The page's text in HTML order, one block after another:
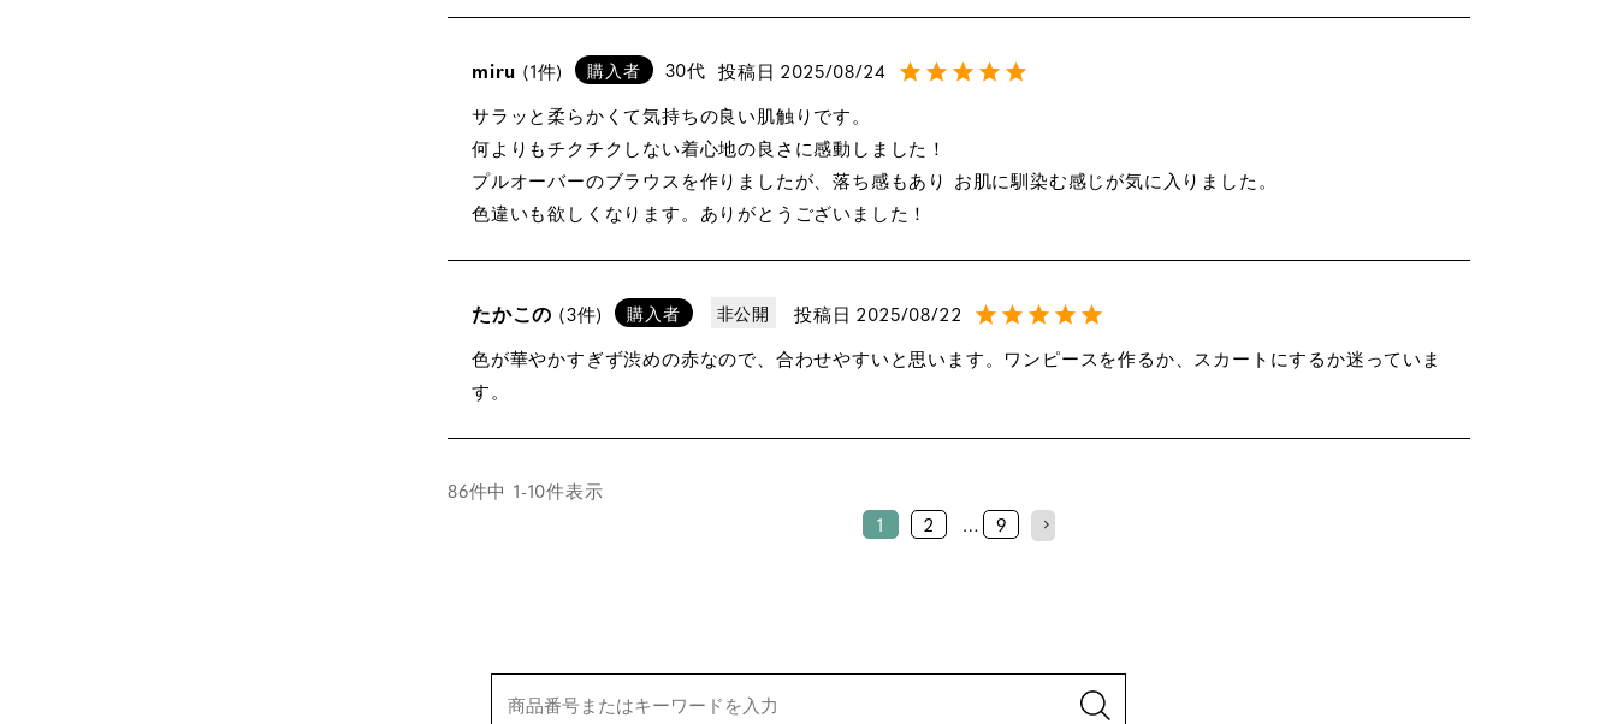
miru 1 購入者 30代 投稿日 2025/08/24
サラッと柔らかくて気持ちの良い肌触りです。
何よりもチクチクしない着心地の良さに感動しました！
プルオーバーのブラウスを作りましたが、落ち感もあり お肌に馴染む感じが気に入りました。
色違いも欲しくなります。ありがとうございました！
たかこの 3 購入者 非公開 投稿日 2025/08/22
色が華やかすぎず渋めの赤なので、合わせやすいと思います。ワンピースを作るか、スカートにするか迷っていま
す。
86件中 1-10件表示
1
2 … 9